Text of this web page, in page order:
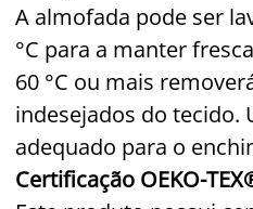
A almofada pode ser
°C para a manter
60 °C ou mais
indesejados do tecido.
adequado para o
Certificação OEKO-